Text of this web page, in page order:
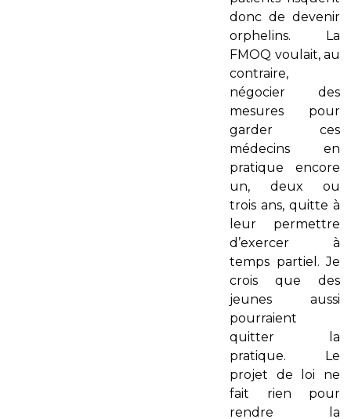
donc de devenir
orphelins. La
FMOQ voulait, au
contraire,
négocier des
mesures pour
garder ces
médecins en
pratique encore
un, deux ou
trois ans, quitte à
leur permettre
d’exercer à
temps partiel. Je
crois que des
jeunes aussi
pourraient
quitter la
pratique. Le
projet de loi ne
fait rien pour
rendre la